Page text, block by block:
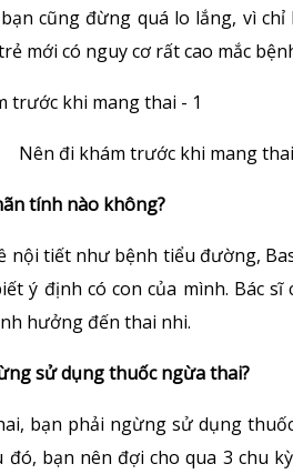
cũng đừng quá lo lắng, vì
mới có nguy cơ rất cao mắc
Nên đi khám trước khi mang
tính nào không?
nội tiết như bệnh tiểu đường,
ý định có con của mình. Bác
hưởng đến thai nhi.
sử dụng thuốc ngừa thai?
bạn phải ngừng sử dụng
đó, bạn nên đợi cho qua 3 chu